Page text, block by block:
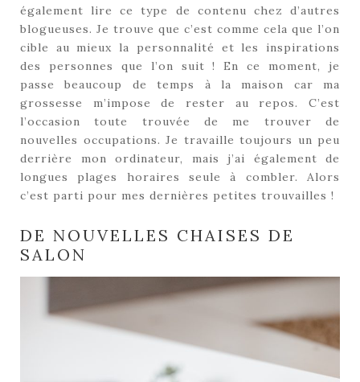
également lire ce type de contenu chez d’autres
blogueuses. Je trouve que c’est comme cela que l’on
cible au mieux la personnalité et les inspirations
des personnes que l’on suit ! En ce moment, je
passe beaucoup de temps à la maison car ma
grossesse m’impose de rester au repos. C’est
l’occasion toute trouvée de me trouver de
nouvelles occupations. Je travaille toujours un peu
derrière mon ordinateur, mais j’ai également de
longues plages horaires seule à combler. Alors
c’est parti pour mes dernières petites trouvailles !
DE NOUVELLES CHAISES DE
SALON